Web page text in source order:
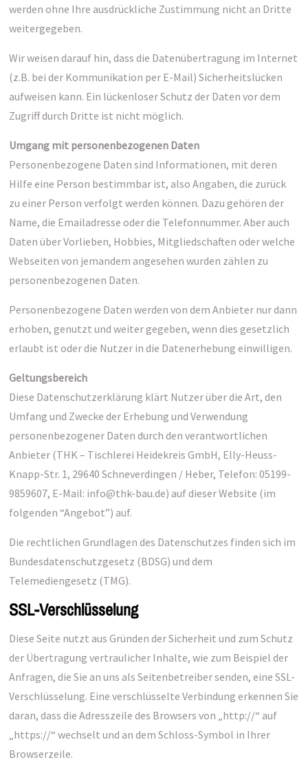
werden ohne Ihre ausdrückliche Zustimmung nicht an Dritte
weitergegeben.
Wir weisen darauf hin, dass die Datenübertragung im Internet
(z.B. bei der Kommunikation per E-Mail) Sicherheitslücken
aufweisen kann. Ein lückenloser Schutz der Daten vor dem
Zugriff durch Dritte ist nicht möglich.
Umgang mit personenbezogenen Daten
Personenbezogene Daten sind Informationen, mit deren
Hilfe eine Person bestimmbar ist, also Angaben, die zurück
zu einer Person verfolgt werden können. Dazu gehören der
Name, die Emailadresse oder die Telefonnummer. Aber auch
Daten über Vorlieben, Hobbies, Mitgliedschaften oder welche
Webseiten von jemandem angesehen wurden zählen zu
personenbezogenen Daten.
Personenbezogene Daten werden von dem Anbieter nur dann
erhoben, genutzt und weiter gegeben, wenn dies gesetzlich
erlaubt ist oder die Nutzer in die Datenerhebung einwilligen.
Geltungsbereich
Diese Datenschutzerklärung klärt Nutzer über die Art, den
Umfang und Zwecke der Erhebung und Verwendung
personenbezogener Daten durch den verantwortlichen
Anbieter (THK – Tischlerei Heidekreis GmbH, Elly-Heuss-
Knapp-Str. 1, 29640 Schneverdingen / Heber, Telefon: 05199-
9859607, E-Mail: info@thk-bau.de) auf dieser Website (im
folgenden “Angebot”) auf.
Die rechtlichen Grundlagen des Datenschutzes finden sich im
Bundesdatenschutzgesetz (BDSG) und dem
Telemediengesetz (TMG).
SSL-Verschlüsselung
Diese Seite nutzt aus Gründen der Sicherheit und zum Schutz
der Übertragung vertraulicher Inhalte, wie zum Beispiel der
Anfragen, die Sie an uns als Seitenbetreiber senden, eine SSL-
Verschlüsselung. Eine verschlüsselte Verbindung erkennen Sie
daran, dass die Adresszeile des Browsers von „http://“ auf
„https://“ wechselt und an dem Schloss-Symbol in Ihrer
Browserzeile.